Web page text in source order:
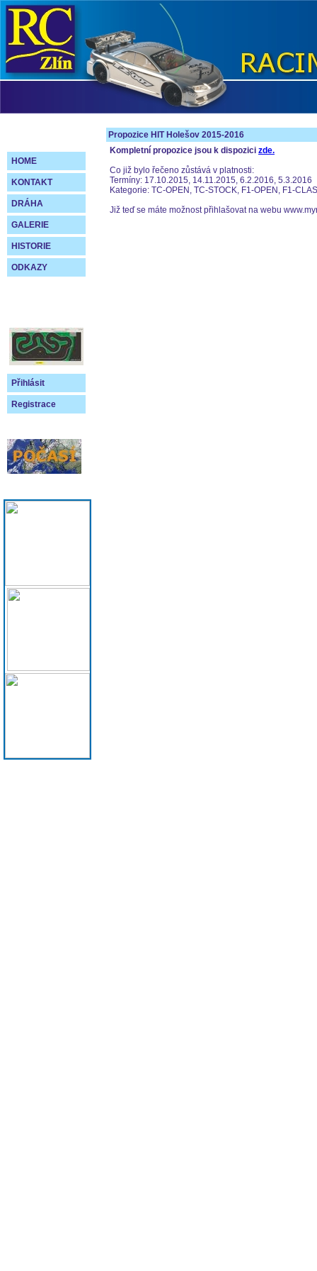
HOME
KONTAKT
DRÁHA
GALERIE
HISTORIE
ODKAZY
Přihlásit
Registrace
Propozice HIT Holešov 2015-2016
Kompletní propozice jsou k dispozici zde.
Co již bylo řečeno zůstává v platnosti:
Termíny: 17.10.2015, 14.11.2015, 6.2.2016, 5.3.2016
Kategorie: TC-OPEN, TC-STOCK, F1-OPEN, F1-
Již teď se máte možnost přihlašovat na webu